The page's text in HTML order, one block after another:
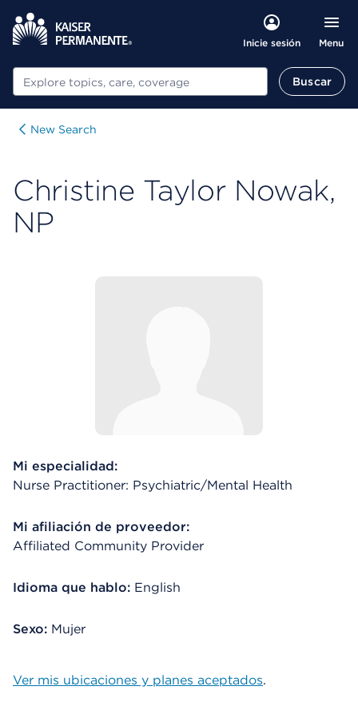
Inicie sesión Menu
Buscar Buscar
New Search
Christine Taylor Nowak,
NP
Mi especialidad:
Nurse Practitioner: Psychiatric/Mental Health
Mi afiliación de proveedor:
Affiliated Community Provider
Idioma que hablo: English
Sexo: Mujer
Ver mis ubicaciones y planes aceptados.